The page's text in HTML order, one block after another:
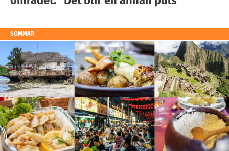
SOMMAR